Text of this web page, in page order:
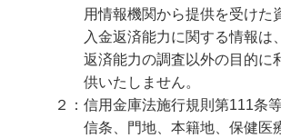
用情報機関から提供を受けた
入金返済能力に関する情報は
返済能力の調査以外の目的に
供いたしません。
２：信用金庫法施行規則第111条
信条、門地、本籍地、保健医